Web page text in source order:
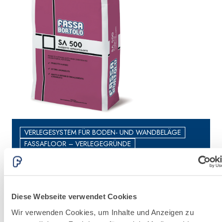
Diese Webseite verwendet Cookies
Wir verwenden Cookies, um Inhalte und Anzeigen zu
VERLEGESYSTEM FÜR BODEN- UND WANDBELÄGE
FASSAFLOOR – VERLEGEGRÜNDE
SA 500
Fließestrich auf zementöser Basis für
belegreife Innenböden
hydraulischem
Naturkalk NHL 3,5
und speziellen
Leichtfüllstoffen